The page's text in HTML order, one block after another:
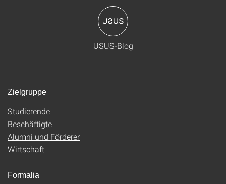
USUS-Blog
Zielgruppe
Studierende
Beschäftigte
Alumni und Förderer
Wirtschaft
Formalia